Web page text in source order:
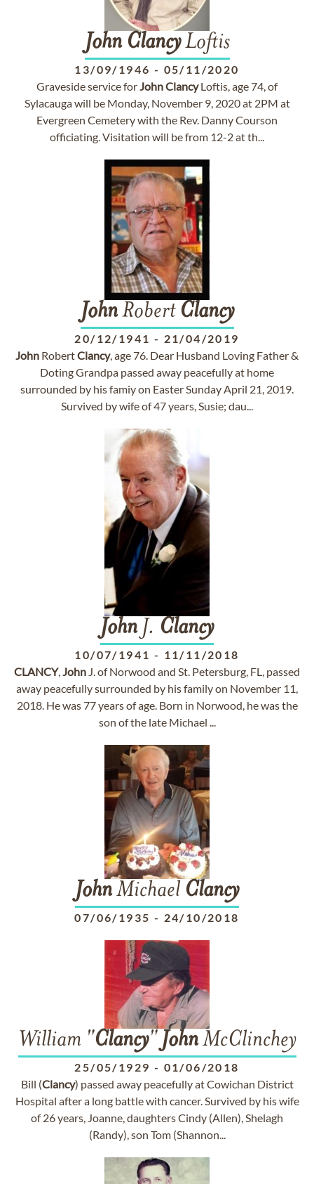
John ClancyLoftis
13/09/1946 - 05/11/2020
Graveside service forJohnClancyLoftis, age 74, of
Sylacauga will be Monday, November 9, 2020 at 2PM at
Evergreen Cemetery with the Rev. Danny Courson
officiating. Visitation will be from 12-2 at th...
JohnRobert Clancy
20/12/1941 - 21/04/2019
John RobertClancy, age 76. Dear Husband Loving Father &
Doting Grandpa passed away peacefully at home
surrounded by his famiy on Easter Sunday April 21, 2019.
Survived by wife of 47 years, Susie; dau...
John J. Clancy
10/07/1941 - 11/11/2018
CLANCY,John J. of Norwood and St. Petersburg, FL, passed
away peacefully surrounded by his family on November 11,
2018. He was 77 years of age. Born in Norwood, he was the
son of the late Michael ...
JohnMichael Clancy
07/06/1935 - 24/10/2018
William "Clancy" JohnMcClinchey
25/05/1929 - 01/06/2018
Bill (Clancy) passed away peacefully at Cowichan District
Hospital after a long battle with cancer. Survived by his wife
of 26 years, Joanne, daughters Cindy (Allen), Shelagh
(Randy), son Tom (Shannon...